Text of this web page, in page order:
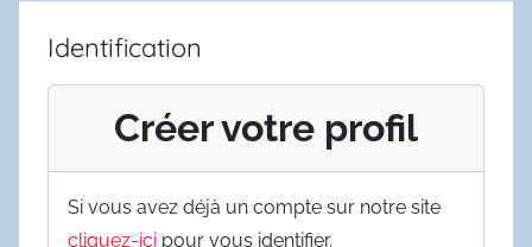
Identification
Créer votre profil
Si vous avez déjà un compte sur notre site
cliquez-ici pour vous identifier.